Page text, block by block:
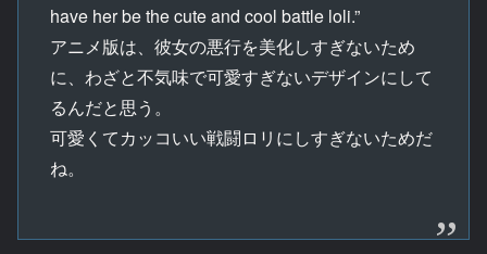
have her be the cute and cool battle loli.”
アニメ版は、彼女の悪行を美化しすぎないため
に、わざと不気味で可愛すぎないデザインにして
るんだと思う。
可愛くてカッコいい戦闘ロリにしすぎないためだ
ね。